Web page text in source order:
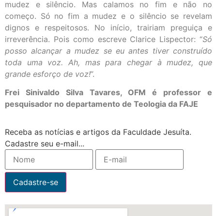
mudez e silêncio. Mas calamos no fim e não no
começo. Só no fim a mudez e o silêncio se revelam
dignos e respeitosos. No início, trairiam preguiça e
irreverência. Pois como escreve Clarice Lispector: “Só
posso alcançar a mudez se eu antes tiver construído
toda uma voz. Ah, mas para chegar à mudez, que
grande esforço de voz!”.
Frei Sinivaldo Silva Tavares, OFM é professor e
pesquisador no departamento de Teologia da FAJE
Receba as notícias e artigos da Faculdade Jesuíta.
Cadastre seu e-mail...